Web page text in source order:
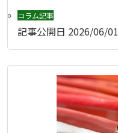
コラム記事
記事公開日 2026/06/01